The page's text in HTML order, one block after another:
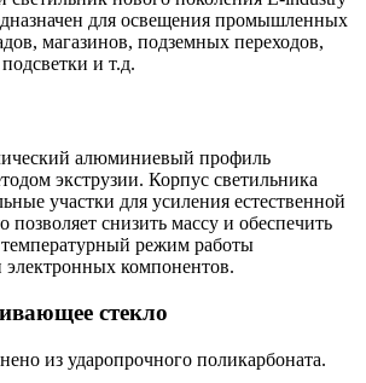
для освещения промышленных
магазинов, подземных переходов,
и т.д.
алюминиевый профиль
экструзии. Корпус светильника
участки для усиления естественной
позволяет снизить массу и обеспечить
режим работы
электронных компонентов.
стекло
из ударопрочного поликарбоната.